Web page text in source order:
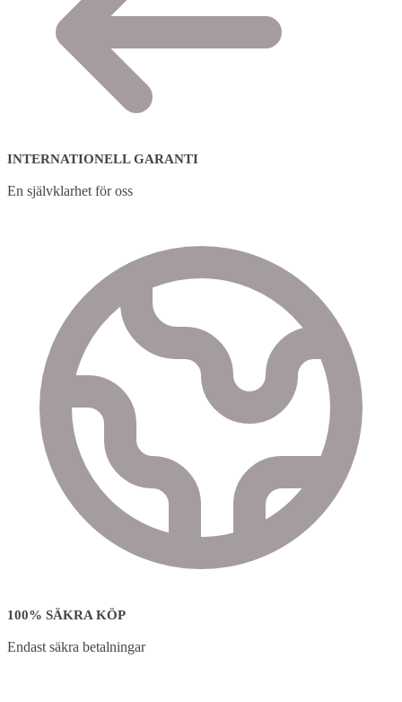
INTERNATIONELL GARANTI
En självklarhet för oss
100% SÄKRA KÖP
Endast säkra betalningar